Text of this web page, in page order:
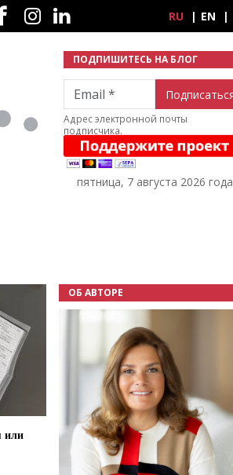
сети
RU EN
ПОДПИШИТЕСЬ НА БЛОГ
Email
Адрес электронной почты
подписчика.
пятница, 7 августа 2026 года
или
ОБ АВТОРЕ